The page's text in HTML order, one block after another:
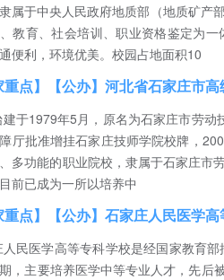
属于中央人民政府地质部（地质矿产
教育、社会培训、职业资格鉴定为
便利，环境优美。校园占地面积10
重点】【公办】河北省石家庄市
于1979年5月，原名为石家庄市劳
厅批准增挂石家庄技师学院校牌，
多功能的职业院校，隶属于石家庄市
前已成为一所以培养中
重点】【公办】石家庄人民医学
民医学高等专科学校是经国家教育
，主要培养医学中等专业人才，先后